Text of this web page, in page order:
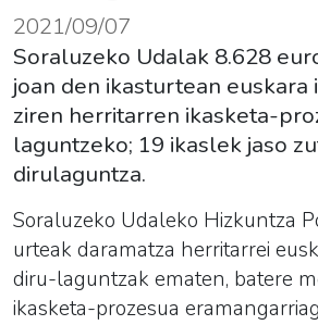
2021/09/07
Soraluzeko Udalak 8.628
joan den ikasturtean euskara
ziren herritarren ikasketa-
laguntzeko; 19 ikaslek jaso
dirulaguntza.
Soraluzeko Udaleko Hizkuntza
urteak daramatza herritarrei
diru-laguntzak ematen, batere
ikasketa-prozesua